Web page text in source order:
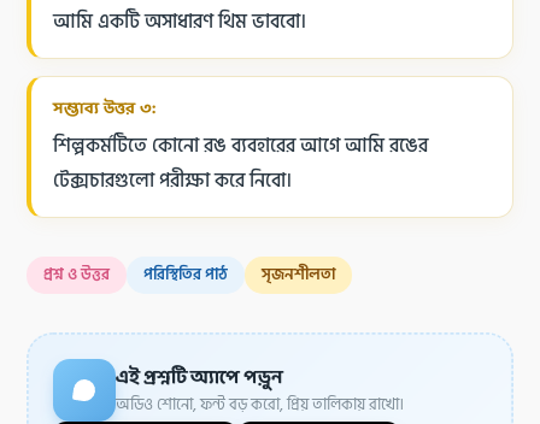
আমি একটি অসাধারণ থিম ভাববো।
সম্ভাব্য উত্তর ৩:
শিল্পকর্মটিতে কোনো রঙ ব্যবহারের আগে আমি রঙের
টেক্সচারগুলো পরীক্ষা করে নিবো।
প্রশ্ন ও উত্তর পরিস্থিতির পাঠ সৃজনশীলতা
এই প্রশ্নটি অ্যাপে পড়ুন
অডিও শোনো, ফন্ট বড় করো, প্রিয় তালিকায় রাখো।